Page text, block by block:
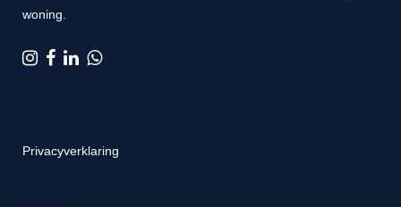
woning.
Privacyverklaring